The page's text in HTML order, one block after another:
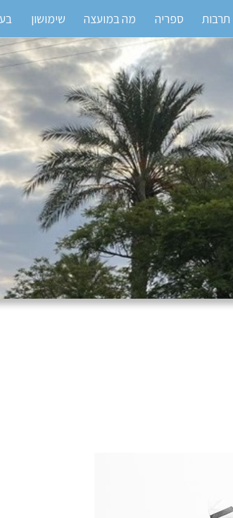
תרבות ספריה מה במועצה שימושון